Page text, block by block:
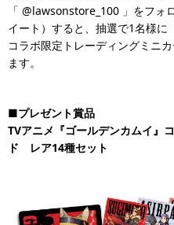
「 @lawsonstore_100 」をフォ
イート）すると、抽選で1名様に
コラボ限定トレーディングミニ
ます。
■プレゼント賞品
TVアニメ『ゴールデンカムイ』
ド レア14種セット